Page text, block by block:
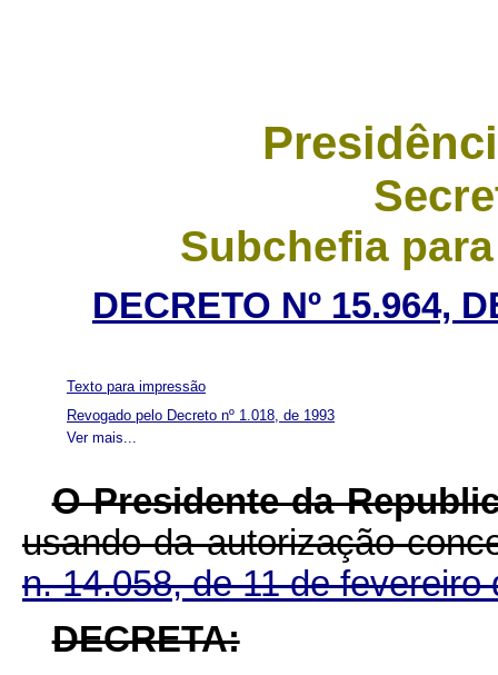
Subchefia
DECRETO Nº 15.964,
Ver mais...
Texto para impressão
Revogado pelo Decreto nº 1.018, de 1993
O Presidente da
usando da autorização
n. 14.058, de 11 de fevereiro
DECRETA: